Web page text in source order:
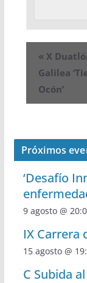
« X
Galilea
Ocón’
Próximos
‘Desafío
9 agosto @
IX Carrera
15 agosto @
C Subida